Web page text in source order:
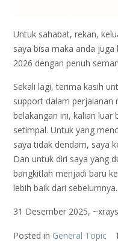
Untuk sahabat, rekan,
saya bisa maka anda
2026 dengan penuh
Sekali lagi, terima kasih
support dalam perjalanan
belakangan ini, kalian luar
setimpal. Untuk yang
saya tidak dendam, saya
Dan untuk diri saya yang
bangkitlah menjadi baru
lebih baik dari
31 Desember 2025,
Posted in General Topic